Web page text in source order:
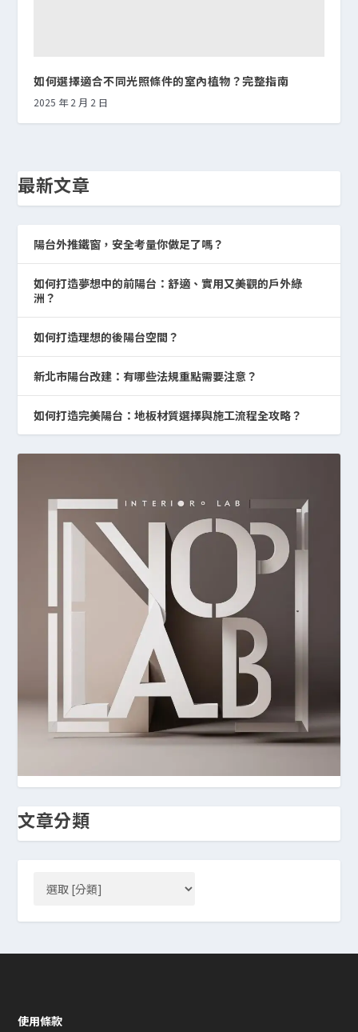
如何選擇適合不同光照條件的室內植物？完整指南
2025 年 2 月 2 日
最新文章
陽台外推鐵窗，安全考量你做足了嗎？
如何打造夢想中的前陽台：舒適、實用又美觀的戶外綠
洲？
如何打造理想的後陽台空間？
新北市陽台改建：有哪些法規重點需要注意？
如何打造完美陽台：地板材質選擇與施工流程全攻略？
文章分類
使用條款